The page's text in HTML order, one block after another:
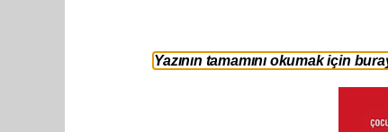
Yazının tamamını okumak için